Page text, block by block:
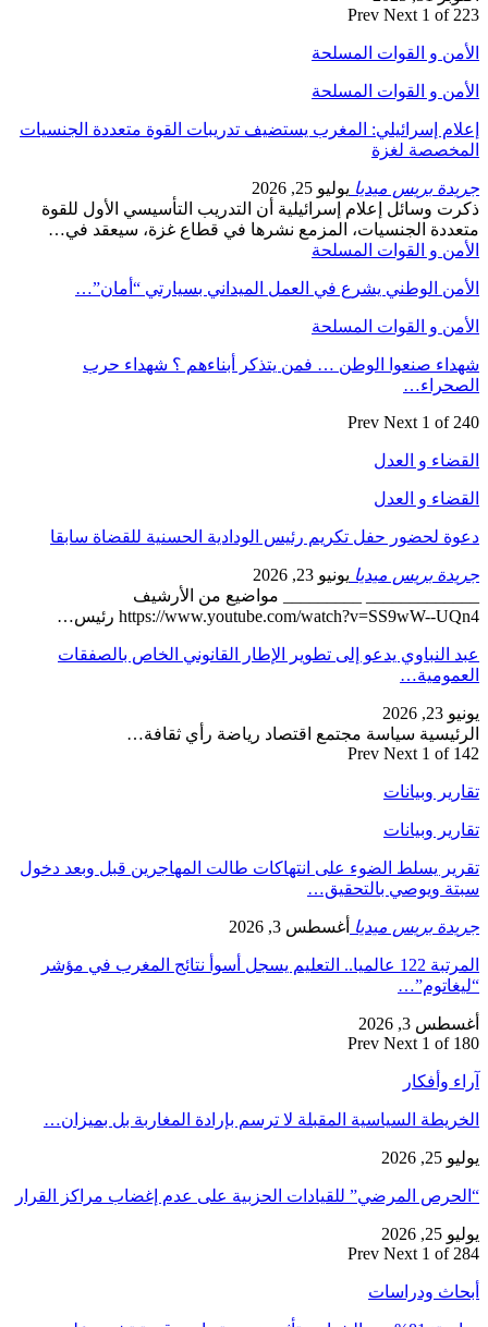
Prev Next 1 of 223
الأمن و القوات المسلحة
الأمن و القوات المسلحة
إعلام إسرائيلي: المغرب يستضيف تدريبات القوة متعددة الجنسيات
المخصصة لغزة
جريدة بريس ميديا يوليو 25, 2026
ذكرت وسائل إعلام إسرائيلية أن التدريب التأسيسي الأول للقوة
متعددة الجنسيات، المزمع نشرها في قطاع غزة، سيعقد في…
الأمن و القوات المسلحة
الأمن الوطني يشرع في العمل الميداني بسيارتي “أمان”…
الأمن و القوات المسلحة
شهداء صنعوا الوطن … فمن يتذكر أبناءهم ؟ شهداء حرب
الصحراء…
Prev Next 1 of 240
القضاء و العدل
القضاء و العدل
دعوة لحضور حفل تكريم رئيس الودادية الحسنية للقضاة سابقا
جريدة بريس ميديا يونيو 23, 2026
_____________ _________ مواضيع من الأرشيف
https://www.youtube.com/watch?v=SS9wW--UQn4 رئيس…
عبد النباوي يدعو إلى تطوير الإطار القانوني الخاص بالصفقات
العمومية…
يونيو 23, 2026
الرئيسية سياسة مجتمع اقتصاد رياضة رأي ثقافة…
Prev Next 1 of 142
تقارير وبيانات
تقارير وبيانات
تقرير يسلط الضوء على انتهاكات طالت المهاجرين قبل وبعد دخول
سبتة ويوصي بالتحقيق…
جريدة بريس ميديا أغسطس 3, 2026
المرتبة 122 عالميا.. التعليم يسجل أسوأ نتائج المغرب في مؤشر
“ليغاتوم”…
أغسطس 3, 2026
Prev Next 1 of 180
آراء وأفكار
الخريطة السياسية المقبلة لا ترسم بإرادة المغاربة بل بميزان…
يوليو 25, 2026
“الحرص المرضي” للقيادات الحزبية على عدم إغضاب مراكز القرار
يوليو 25, 2026
Prev Next 1 of 284
أبحاث ودراسات